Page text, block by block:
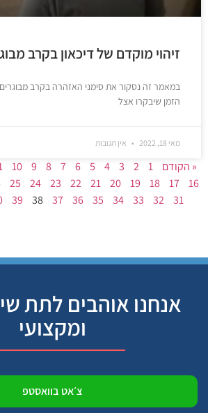
זיהוי מוקדם של דיכאון בקרב
במאמר זה נסקור את סימני האזהרה בקרב
הזמן שיבקרו אצל
מאי 18, 2022 אין תגובות
« הקודם 1
2
3
4
5
6
7
8
9
10
16
17
18
19
20
21
22
23
24
25
31
32
33
34
35
36
37
38
39
אנחנו אוהבים לתת
ומקצועי
צ׳אט בוואסטפ